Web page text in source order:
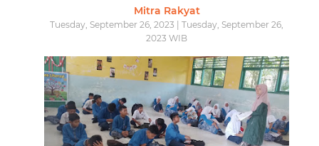
Mitra Rakyat
Tuesday, September 26, 2023 | Tuesday, September 26,
2023 WIB